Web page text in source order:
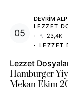
DEVRIM
LEZZET
23,4K
LEZZET
Lezzet
Hamburger
Mekan Ekim